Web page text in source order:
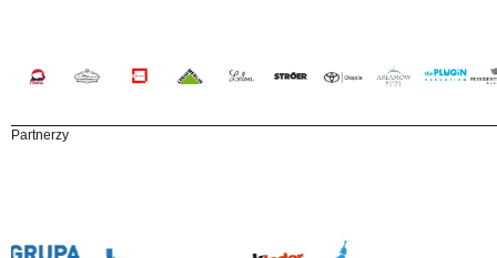
Partnerzy